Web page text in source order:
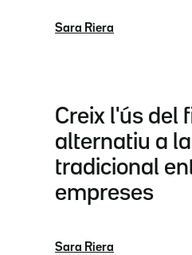
Sara Riera
Creix l'ús del
alternatiu a
tradicional
empreses
Sara Riera